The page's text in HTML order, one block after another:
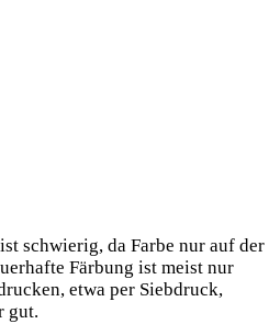
schwierig, da Farbe nur auf der
Färbung ist meist nur
etwa per Siebdruck,
gut.